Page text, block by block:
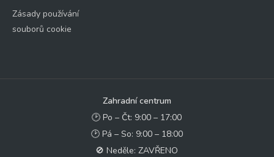
Zásady používání
souborů cookie
Zahradní centrum
🕑 Po – Čt: 9:00 – 17:00
🕑 Pá – So: 9:00 – 18:00
🚫 Neděle: ZAVŘENO